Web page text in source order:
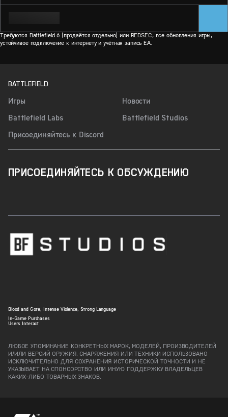
Требуются Battlefield 6 (продаётся отдельно) или REDSEC, все обновления игры,
устойчивое подключение к интернету и учётная запись EA.
BATTLEFIELD
Игры Новости
Battlefield Labs Battlefield Studios
Присоединяйтесь к Discord
ПРИСОЕДИНЯЙТЕСЬ К ОБСУЖДЕНИЮ
Blood and Gore, Intense Violence, Strong Language
In-Game Purchases
Users Interact
ЛЮБОЕ УПОМИНАНИЕ КОНКРЕТНЫХ МАРОК, МОДЕЛЕЙ, ПРОИЗВОДИТЕЛЕЙ
И/ИЛИ ВЕРСИЙ ОРУЖИЯ, СНАРЯЖЕНИЯ ИЛИ ТЕХНИКИ ИСПОЛЬЗОВАНО
ИСКЛЮЧИТЕЛЬНО ДЛЯ СОХРАНЕНИЯ ИСТОРИЧЕСКОЙ ТОЧНОСТИ И НЕ
УКАЗЫВАЕТ НА СПОНСОРСТВО ИЛИ ИНУЮ ПОДДЕРЖКУ ВЛАДЕЛЬЦЕВ
КАКИХ-ЛИБО ТОВАРНЫХ ЗНАКОВ.